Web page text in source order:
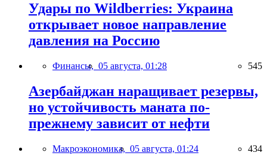
Удары по Wildberries: Украина
открывает новое направление
давления на Россию
Финансы, 05 августа, 01:28 545
Азербайджан наращивает резервы,
но устойчивость маната по-
прежнему зависит от нефти
Макроэкономика, 05 августа, 01:24 434